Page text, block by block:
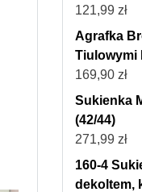
121,99 zł
Agrafka
Tiulowymi
169,90 zł
Sukienka
(42/44)
271,99 zł
160-4
dekoltem,